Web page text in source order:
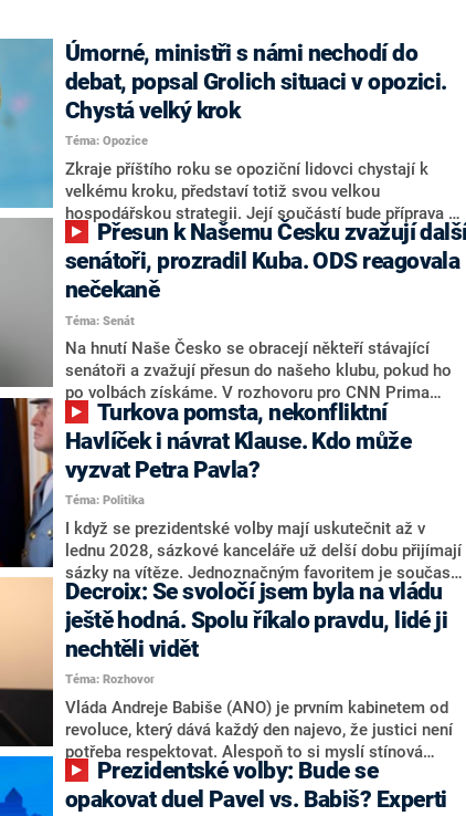
Úmorné, ministři s námi nechodí do
debat, popsal Grolich situaci v opozici.
Chystá velký krok
Téma: Opozice
Zkraje příštího roku se opoziční lidovci chystají k
velkému kroku, představí totiž svou velkou
hospodářskou strategii. Její součástí bude příprava na
stárnutí populace, řekl ve středu na setkání s novináři
nový předseda lidovců Jan Grolich. Ten zároveň v
senátních volbách kandiduje ve Vyškově. Popsal i
aktivitu opozice, o níž vládní strany nebo političtí
komentátoři mluví jako o slabé a v defenzivě. „Je to
úmorná práce upozorňovat na chyby vlády. Ministři s
námi navíc nechodí do debat. Chceme ale ukazovat
svoje témata,“ odpověděl Grolich na dotaz CNN Prima
NEWS.
senátoři, prozradil Kuba. ODS reagovala
nečekaně
Téma: Senát
Na hnutí Naše Česko se obracejí někteří stávající
senátoři a zvažují přesun do našeho klubu, pokud ho
po volbách získáme. V rozhovoru pro CNN Prima
NEWS to řekl zakladatel hnutí a jihočeský hejtman
Martin Kuba. Konkrétní nebyl, ale získat by takto mohl
například senátora Zdeňka Hrabu, který je dnes
součástí klubu ODS a TOP 09. Hraba to na dotaz
redakce nevyloučil. Předseda klubu senátorů ODS
Zdeněk Nytra redakci řekl, že počítá s odchodem
některých senátorů z klubu a že Naše Česko není
nepřítel, ale soupeř.
Havlíček i návrat Klause. Kdo může
vyzvat Petra Pavla?
Téma: Politika
I když se prezidentské volby mají uskutečnit až v
lednu 2028, sázkové kanceláře už delší dobu přijímají
sázky na vítěze. Jednoznačným favoritem je současná
hlava státu Petr Pavel. Daleko za ním pak bookmakeři
zmiňují dva výrazné politiky ANO, tedy premiéra
Andreje Babiše a ministra průmyslu Karla Havlíčka.
Oblíbeným tipem samotných sázkařů je poslanec za
Motoristy Filip Turek. Politolog Jan Kubáček nicméně
o případné kandidatuře kohokoliv ze zmíněné trojice
značně pochybuje. Podle něj současná koalice dosud
nemá osobu, která by Pavlovi mohla konkurovat.
Decroix: Se svoločí jsem byla na vládu
ještě hodná. Spolu říkalo pravdu, lidé ji
nechtěli vidět
Téma: Rozhovor
Vláda Andreje Babiše (ANO) je prvním kabinetem od
revoluce, který dává každý den najevo, že justici není
potřeba respektovat. Alespoň to si myslí stínová
ministryně spravedlnosti ODS Eva Decroix. V
rozhovoru pro CNN Prima NEWS si nebrala servítky
opakovat duel Pavel vs. Babiš? Experti